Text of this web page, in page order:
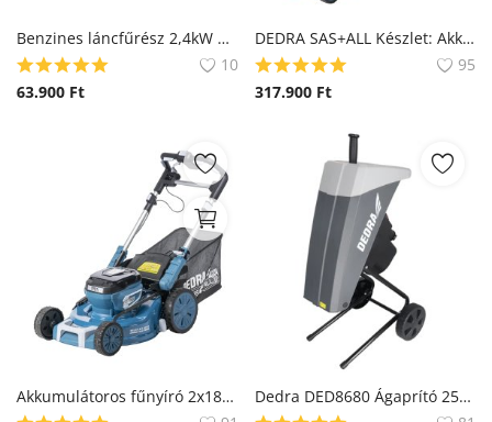
Blog
Bejelentkezés
Benzines láncfűrész 2,4kW 58 cm³, DEDRA DED8718, vezető 18" 45cm
10
63.900 Ft
DEDRA SAS+ALL Készlet: Akkumulátoros fűnyíró 2x18V DEDRA SAS+ALL DED6997X-2A5 + 2x akkumulátor DED7035 és töltő DED7038V
95
317.900 Ft
Akkumulátoros fűnyíró 2x18V DEDRA SAS+ALL DED6997X, vágási szélesség 46 cm
Dedra DED8680 Ágaprító 2500W, 45mm